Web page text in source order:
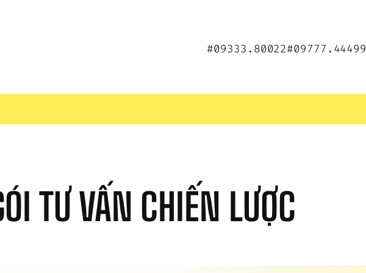
#09333.80022#09777.44499
TƯ VẤN CHIẾN LƯỢC